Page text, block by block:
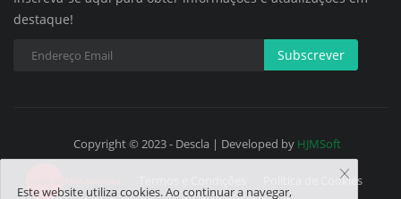
destaque!
Subscrever
Copyright © 2023 - Descla | Developed by HJMSoft
Política de Cookies
Este website utiliza cookies. Ao continuar a navegar,